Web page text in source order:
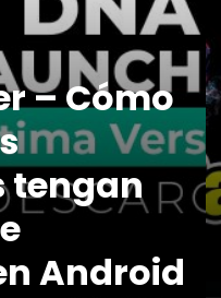
– Cómo
tengan
Android